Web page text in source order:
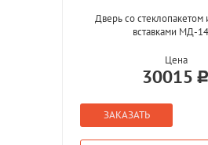
Дверь со стеклопакетом
вставками МД-
Цена
30015
ЗАКАЗАТЬ